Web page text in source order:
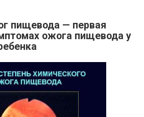
пищевода — первая
ожога пищевода у